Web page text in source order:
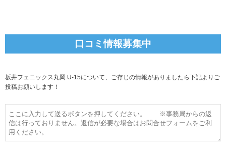
口コミ情報募集中
坂井フェニックス丸岡 U-15について、ご存じの情報がありましたら下記よりご
投稿お願いします！